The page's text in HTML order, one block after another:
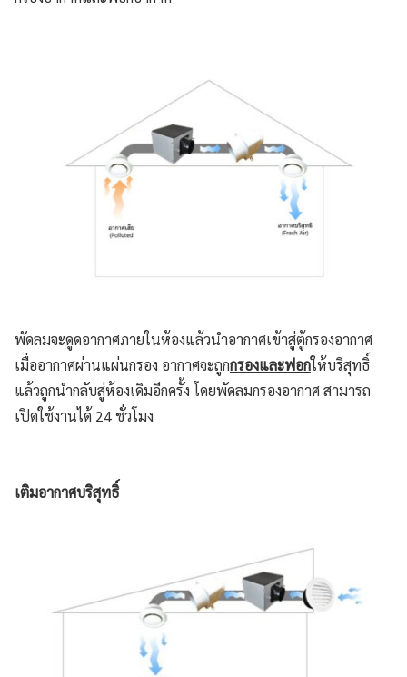
พัดลมจะดูดอากาศภายในห้องแล้วนำอากาศเข้าสู่ตู้กรองอากาศ
เมื่ออากาศผ่านแผ่นกรอง อากาศจะถูกกรองและฟอกให้บริสุทธิ์
แล้วถูกนำกลับสู่ห้องเดิมอีกครั้ง โดยพัดลมกรองอากาศ สามารถ
เปิดใช้งานได้ 24 ชั่วโมง
เติมอากาศบริสุทธิ์